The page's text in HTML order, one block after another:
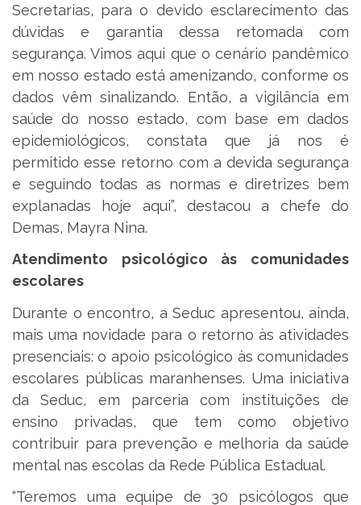
Secretarias, para o devido esclarecimento das
dúvidas e garantia dessa retomada com
segurança. Vimos aqui que o cenário pandêmico
em nosso estado está amenizando, conforme os
dados vêm sinalizando. Então, a vigilância em
saúde do nosso estado, com base em dados
epidemiológicos, constata que já nos é
permitido esse retorno com a devida segurança
e seguindo todas as normas e diretrizes bem
explanadas hoje aqui”, destacou a chefe do
Demas, Mayra Nina.
Atendimento psicológico às comunidades
escolares
Durante o encontro, a Seduc apresentou, ainda,
mais uma novidade para o retorno às atividades
presenciais: o apoio psicológico às comunidades
escolares públicas maranhenses. Uma iniciativa
da Seduc, em parceria com instituições de
ensino privadas, que tem como objetivo
contribuir para prevenção e melhoria da saúde
mental nas escolas da Rede Pública Estadual.
“Teremos uma equipe de 30 psicólogos que